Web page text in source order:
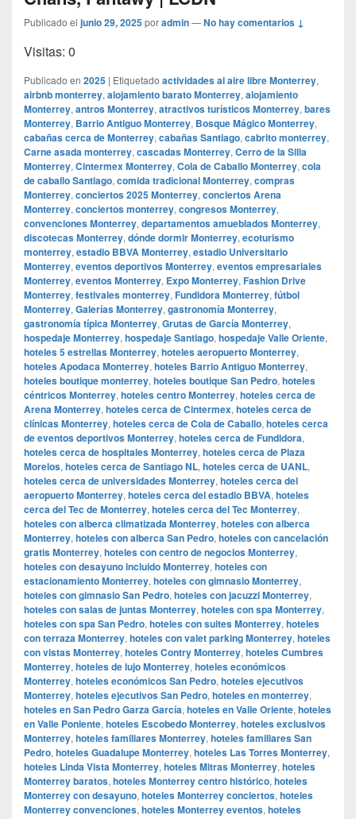
Publicado el junio 29, 2025poradmin—No hay comentarios ↓
Visitas: 0
Publicado en 2025 | Etiquetado actividades al aire libre Monterrey,
airbnb monterrey, alojamiento barato Monterrey, alojamiento
Monterrey, antros Monterrey, atractivos turísticos Monterrey, bares
Monterrey, Barrio Antiguo Monterrey, Bosque Mágico Monterrey,
cabañas cerca de Monterrey, cabañas Santiago, cabrito monterrey,
Carne asada monterrey, cascadas Monterrey, Cerro de la Silla
Monterrey, Cintermex Monterrey, Cola de Caballo Monterrey, cola
de caballo Santiago, comida tradicional Monterrey, compras
Monterrey, conciertos 2025 Monterrey, conciertos Arena
Monterrey, conciertos monterrey, congresos Monterrey,
convenciones Monterrey, departamentos amueblados Monterrey,
discotecas Monterrey, dónde dormir Monterrey, ecoturismo
monterrey, estadio BBVA Monterrey, estadio Universitario
Monterrey, eventos deportivos Monterrey, eventos empresariales
Monterrey, eventos Monterrey, Expo Monterrey, Fashion Drive
Monterrey, festivales monterrey, Fundidora Monterrey, fútbol
Monterrey, Galerías Monterrey, gastronomía Monterrey,
gastronomía típica Monterrey, Grutas de García Monterrey,
hospedaje Monterrey, hospedaje Santiago, hospedaje Valle Oriente,
hoteles 5 estrellas Monterrey, hoteles aeropuerto Monterrey,
hoteles Apodaca Monterrey, hoteles Barrio Antiguo Monterrey,
hoteles boutique monterrey, hoteles boutique San Pedro, hoteles
céntricos Monterrey, hoteles centro Monterrey, hoteles cerca de
Arena Monterrey, hoteles cerca de Cintermex, hoteles cerca de
clínicas Monterrey, hoteles cerca de Cola de Caballo, hoteles cerca
de eventos deportivos Monterrey, hoteles cerca de Fundidora,
hoteles cerca de hospitales Monterrey, hoteles cerca de Plaza
Morelos, hoteles cerca de Santiago NL, hoteles cerca de UANL,
hoteles cerca de universidades Monterrey, hoteles cerca del
aeropuerto Monterrey, hoteles cerca del estadio BBVA, hoteles
cerca del Tec de Monterrey, hoteles cerca del Tec Monterrey,
hoteles con alberca climatizada Monterrey, hoteles con alberca
Monterrey, hoteles con alberca San Pedro, hoteles con cancelación
gratis Monterrey, hoteles con centro de negocios Monterrey,
hoteles con desayuno incluido Monterrey, hoteles con
estacionamiento Monterrey, hoteles con gimnasio Monterrey,
hoteles con gimnasio San Pedro, hoteles con jacuzzi Monterrey,
hoteles con salas de juntas Monterrey, hoteles con spa Monterrey,
hoteles con spa San Pedro, hoteles con suites Monterrey, hoteles
con terraza Monterrey, hoteles con valet parking Monterrey, hoteles
con vistas Monterrey, hoteles Contry Monterrey, hoteles Cumbres
Monterrey, hoteles de lujo Monterrey, hoteles económicos
Monterrey, hoteles económicos San Pedro, hoteles ejecutivos
Monterrey, hoteles ejecutivos San Pedro, hoteles en monterrey,
hoteles en San Pedro Garza García, hoteles en Valle Oriente, hoteles
en Valle Poniente, hoteles Escobedo Monterrey, hoteles exclusivos
Monterrey, hoteles familiares Monterrey, hoteles familiares San
Pedro, hoteles Guadalupe Monterrey, hoteles Las Torres Monterrey,
hoteles Linda Vista Monterrey, hoteles Mitras Monterrey, hoteles
Monterrey baratos, hoteles Monterrey centro histórico, hoteles
Monterrey con desayuno, hoteles Monterrey conciertos, hoteles
Monterrey convenciones, hoteles Monterrey eventos, hoteles